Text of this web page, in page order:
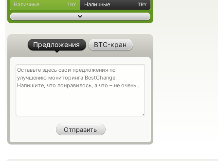
Наличные TRY Наличные TRY
Предложения BTC-кран